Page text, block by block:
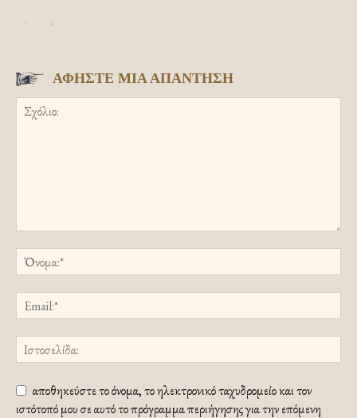
ΑΦΗΣΤΕ ΜΙΑ ΑΠΑΝΤΗΣΗ
αποθηκεύστε το όνομα, το ηλεκτρονικό ταχυδρομείο και τον
ιστότοπό μου σε αυτό το πρόγραμμα περιήγησης για την επόμενη